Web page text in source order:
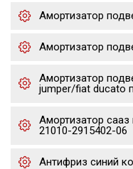
Амортизатор
Амортизатор
Амортизатор
jumper/fiat ducato
Амортизатор
21010-2915402-06
Антифриз синий